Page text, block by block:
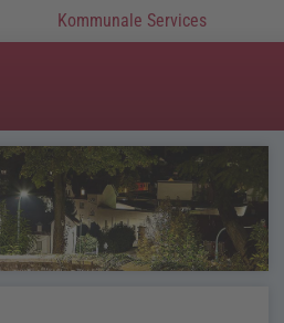
Kommunale Services